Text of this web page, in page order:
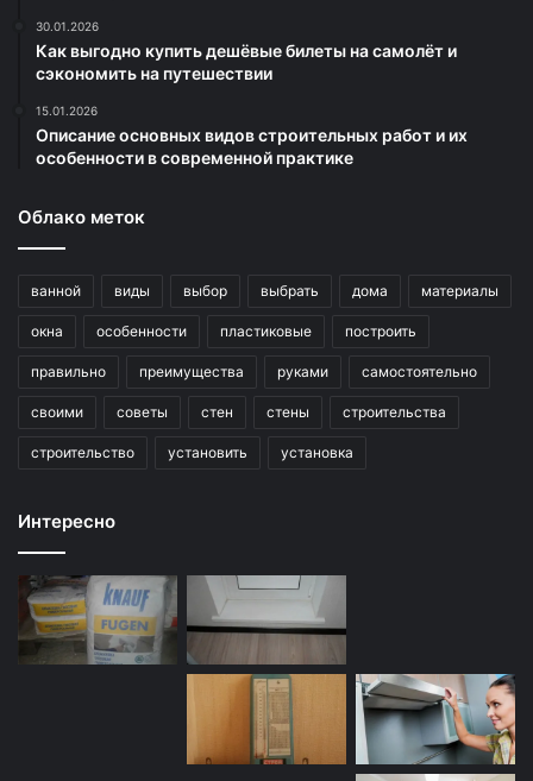
30.01.2026
Как выгодно купить дешёвые билеты на самолёт и
сэкономить на путешествии
15.01.2026
Описание основных видов строительных работ и их
особенности в современной практике
Облако меток
ванной виды выбор выбрать дома материалы
окна особенности пластиковые построить
правильно преимущества руками самостоятельно
своими советы стен стены строительства
строительство установить установка
Интересно